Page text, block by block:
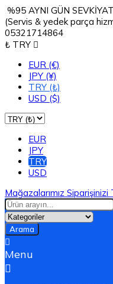
%95 AYNI GÜN
(Servis & yedek parça
05321714864
₺ TRY 
EUR (€)
JPY (¥)
TRY (₺)
USD ($)
EUR
JPY
TRY
USD
Mağazalarımız Siparişinizi
Arama

Menu
